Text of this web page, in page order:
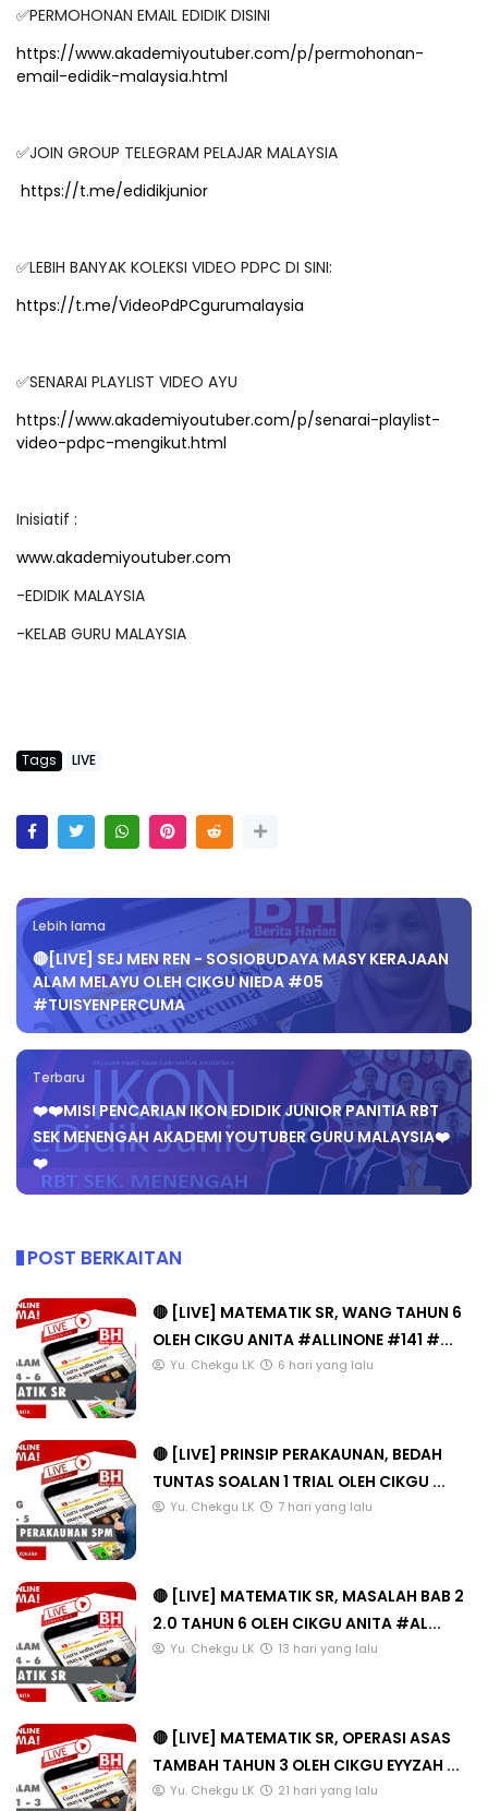
✅PERMOHONAN EMAIL EDIDIK DISINI
https://www.akademiyoutuber.com/p/permohonan-
email-edidik-malaysia.html
✅JOIN GROUP TELEGRAM PELAJAR MALAYSIA
https://t.me/edidikjunior
✅LEBIH BANYAK KOLEKSI VIDEO PDPC DI SINI:
https://t.me/VideoPdPCgurumalaysia
✅SENARAI PLAYLIST VIDEO AYU
https://www.akademiyoutuber.com/p/senarai-playlist-
video-pdpc-mengikut.html
Inisiatif :
www.akademiyoutuber.com
-EDIDIK MALAYSIA
-KELAB GURU MALAYSIA
Tags LIVE
Lebih lama
🔴[LIVE] SEJ MEN REN - SOSIOBUDAYA MASY KERAJAAN
ALAM MELAYU OLEH CIKGU NIEDA #05
#TUISYENPERCUMA
Terbaru
❤️❤️MISI PENCARIAN IKON EDIDIK JUNIOR PANITIA RBT
SEK MENENGAH AKADEMI YOUTUBER GURU MALAYSIA❤️
❤️
POST BERKAITAN
🔴 [LIVE] MATEMATIK SR, WANG TAHUN 6
OLEH CIKGU ANITA #ALLINONE #141 #...
Yu. Chekgu LK 6 hari yang lalu
🔴 [LIVE] PRINSIP PERAKAUNAN, BEDAH
TUNTAS SOALAN 1 TRIAL OLEH CIKGU ...
Yu. Chekgu LK 7 hari yang lalu
🔴 [LIVE] MATEMATIK SR, MASALAH BAB 2
2.0 TAHUN 6 OLEH CIKGU ANITA #AL...
Yu. Chekgu LK 13 hari yang lalu
🔴 [LIVE] MATEMATIK SR, OPERASI ASAS
TAMBAH TAHUN 3 OLEH CIKGU EYYZAH ...
Yu. Chekgu LK 21 hari yang lalu